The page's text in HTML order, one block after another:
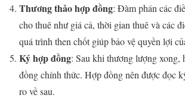
Thương thảo hợp đồng: Đàm phán các
cho thuê như giá cả, thời gian thuê và các
quá trình then chốt giúp bảo vệ quyền lợi
Ký hợp đồng: Sau khi thương lượng xong,
đồng chính thức. Hợp đồng nên được đọc
ro về sau.